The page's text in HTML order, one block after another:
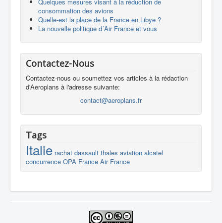
consommation des avions
Quelle-est la place de la France en Libye ?
La nouvelle politique d´Air France et vous
Contactez-Nous
Contactez-nous ou soumettez vos articles à la rédaction
d'Aeroplans à l'adresse suivante:
contact@aeroplans.fr
Tags
Italie rachat dassault thales aviation alcatel
concurrence OPA France Air France